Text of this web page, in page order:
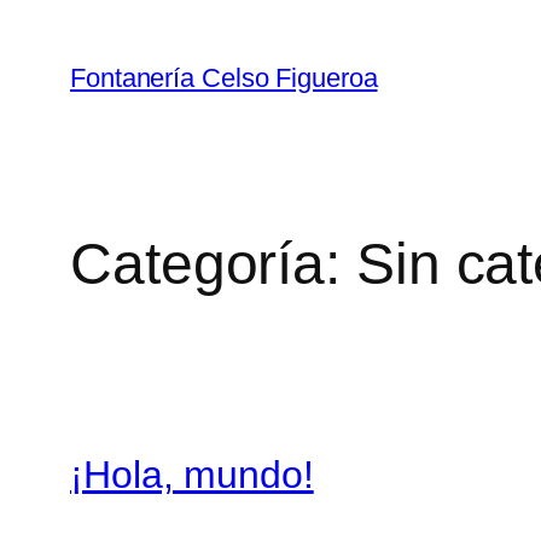
contenido
Fontanería Celso Figueroa
Categoría: Sin
¡Hola, mundo!